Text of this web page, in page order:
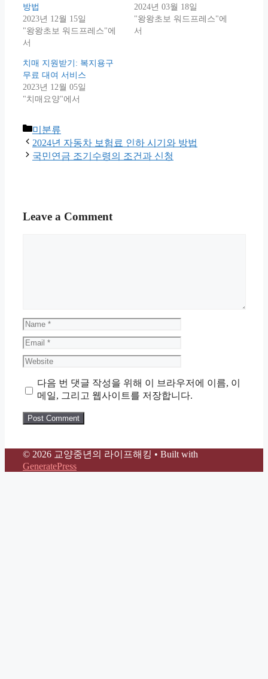
방법
2023년 12월 15일
"왕왕초보 워드프레스"에
서
2024년 03월 18일
"왕왕초보 워드프레스"에
서
치매 지원받기: 복지용구
무료 대여 서비스
2023년 12월 05일
"치매요양"에서
Categories
미분류
2024년 자동차 보험료 인하 시기와 방법
국민연금 조기수령의 조건과 신청
Leave a Comment
Name
Email
Website
다음 번 댓글 작성을 위해 이 브라우저에 이름, 이
메일, 그리고 웹사이트를 저장합니다.
© 2026 교양중년의 라이프해킹 • Built with
GeneratePress